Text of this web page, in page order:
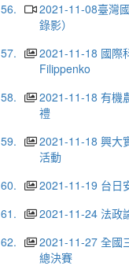
56.
2021-11-08臺灣
錄影）
57.
2021-11-18 國際
Filippenko
58.
2021-11-18 有機
禮
59.
2021-11-18 興大
活動
60.
2021-11-19 台日
61.
2021-11-24 法政
62.
2021-11-27 全國
總決賽